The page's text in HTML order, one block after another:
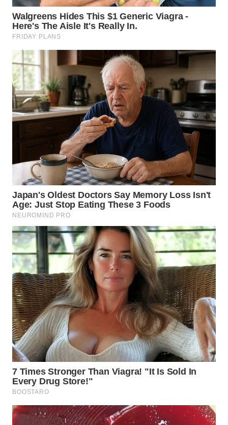
WN
SIMALUNGUN
LABUHANBATU
WN
TAPANULI
TENGAH
SERDANG
WN
TEBING
TINGGI
WN
PAKPAK
WN
KARAWANG
WN
BEKASI
WN
BOGOR
WN
DEPOK
WN